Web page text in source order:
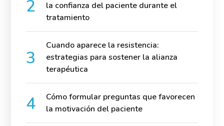
la confianza del paciente durante el
tratamiento
Cuando aparece la resistencia:
estrategias para sostener la alianza
terapéutica
Cómo formular preguntas que favorecen
la motivación del paciente